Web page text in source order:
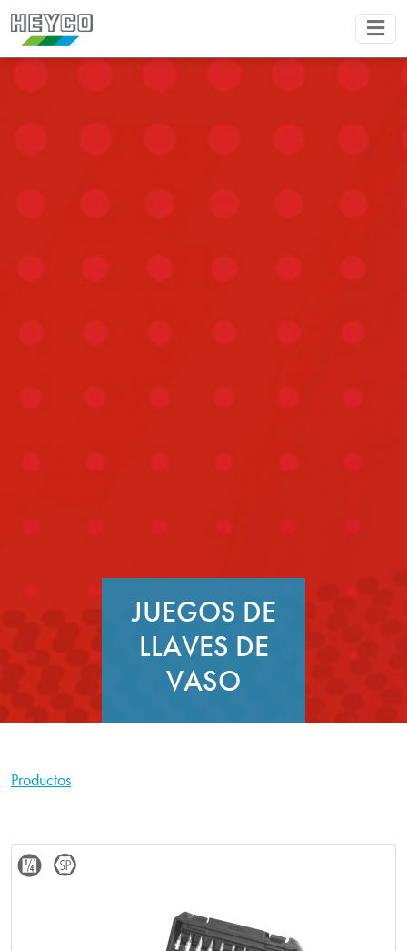
JUEGOS DE
LLAVES DE
VASO
Productos